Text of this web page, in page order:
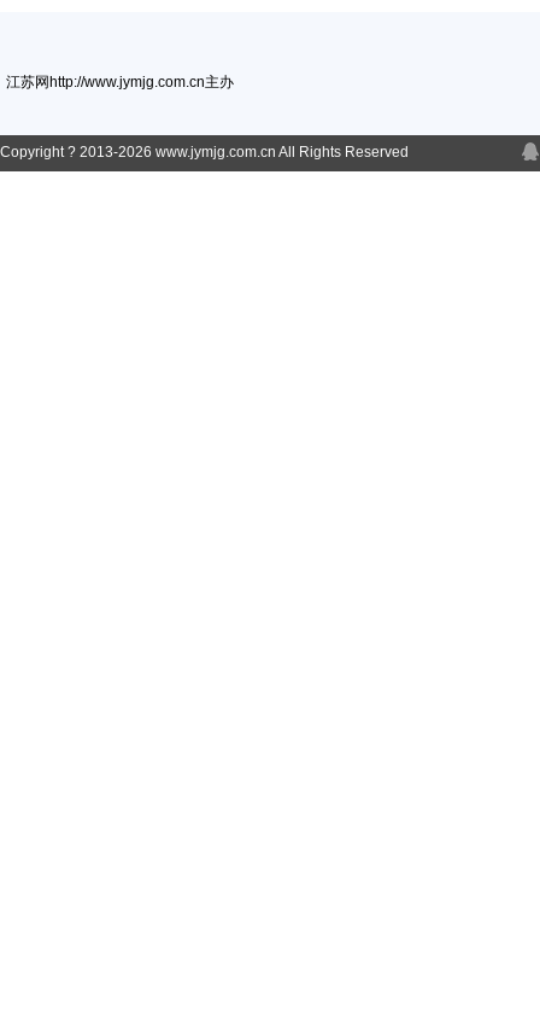
江苏网http://www.jymjg.com.cn主办
Copyright ? 2013-2026 www.jymjg.com.cn All Rights Reserved